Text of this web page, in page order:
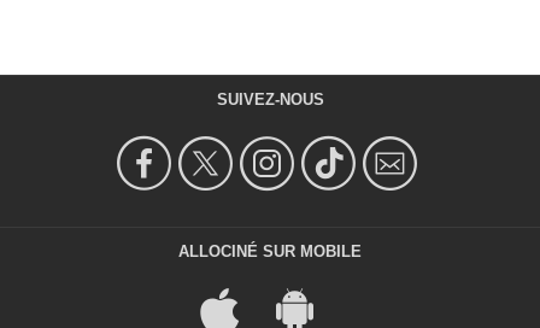
SUIVEZ-NOUS
ALLOCINÉ SUR MOBILE